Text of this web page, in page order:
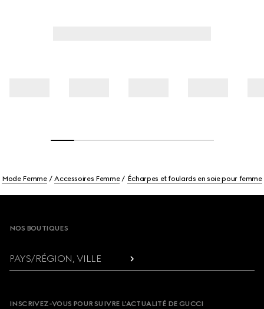
Mode Femme Accessoires Femme Écharpes et foulards en soie pour femme
NOS BOUTIQUES
PAYS/RÉGION, VILLE
INSCRIVEZ-VOUS POUR SUIVRE L’ACTUALITÉ DE GUCCI